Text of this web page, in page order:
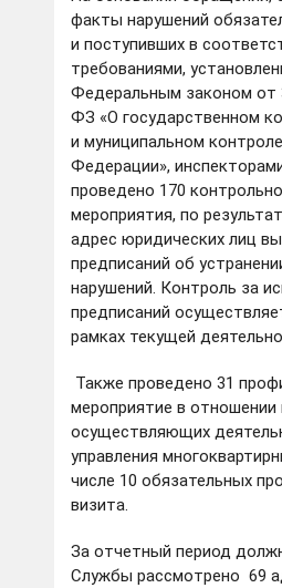
факты нарушений
и поступивших в
требованиями,
Федеральным законом от
ФЗ «О государственном
и муниципальном
Федерации»,
проведено 170
мероприятия, по
адрес юридических лиц
предписаний об
нарушений. Контроль за
предписаний
рамках текущей
Также проведено 31
мероприятие в отношении
осуществляющих
управления
числе 10 обязательных
визита.
За отчетный период
Службы рассмотрено 69